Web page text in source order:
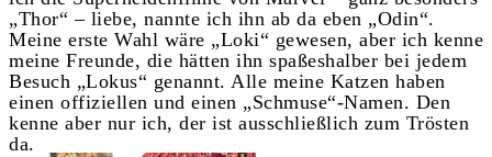
„Thor“ – liebe, nannte ich ihn ab da eben „Odin“.
Meine erste Wahl wäre „Loki“ gewesen, aber ich kenne
meine Freunde, die hätten ihn spaßeshalber bei jedem
Besuch „Lokus“ genannt. Alle meine Katzen haben
einen offiziellen und einen „Schmuse“-Namen. Den
kenne aber nur ich, der ist ausschließlich zum Trösten
da.